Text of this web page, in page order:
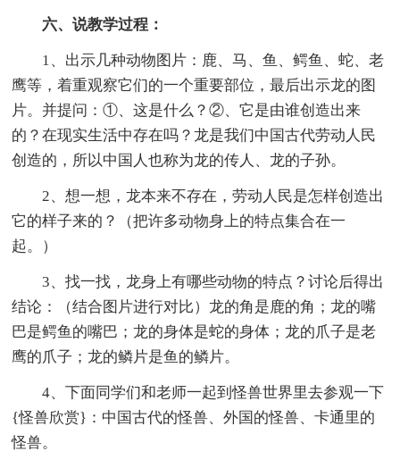
六、说教学过程：
1、出示几种动物图片：鹿、马、鱼、鳄鱼、蛇、老
鹰等，着重观察它们的一个重要部位，最后出示龙的图
片。并提问：①、这是什么？②、它是由谁创造出来
的？在现实生活中存在吗？龙是我们中国古代劳动人民
创造的，所以中国人也称为龙的传人、龙的子孙。
2、想一想，龙本来不存在，劳动人民是怎样创造出
它的样子来的？（把许多动物身上的特点集合在一
起。）
3、找一找，龙身上有哪些动物的特点？讨论后得出
结论：（结合图片进行对比）龙的角是鹿的角；龙的嘴
巴是鳄鱼的嘴巴；龙的身体是蛇的身体；龙的爪子是老
鹰的爪子；龙的鳞片是鱼的鳞片。
4、下面同学们和老师一起到怪兽世界里去参观一下
{怪兽欣赏}：中国古代的怪兽、外国的怪兽、卡通里的
怪兽。